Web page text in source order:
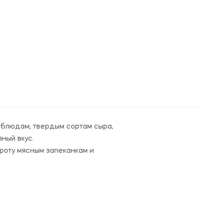
блюдам, твердым сортам сыра,
вкус.
мясным запеканкам и